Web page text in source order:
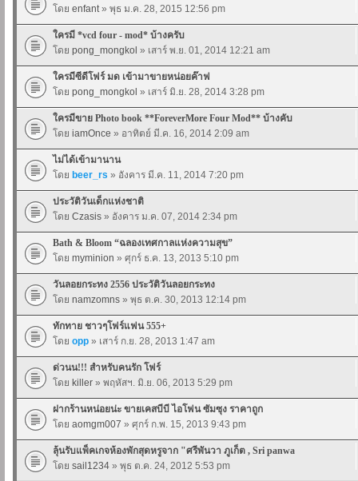
โดย enfant» พุธ ม.ค. 28, 2015 12:56 pm
ใครมี *vcd four - mod* บ้างครับ
โดย pong_mongkol » เสาร์ พ.ย. 01, 2014 12:21 am
ใครมีซีดีโฟร์ มด เข้ามาขายหน่อยค๊าฟ
โดย pong_mongkol » เสาร์ มิ.ย. 28, 2014 3:28 pm
ใครมีขาย Photo book **ForeverMore Four Mod** บ้างคับ
โดย iamOnce » อาทิตย์ มี.ค. 16, 2014 2:09 am
ไม่ได้เข้ามานาน
โดย beer_rs » อังคาร มี.ค. 11, 2014 7:20 pm
ประวัติวันเด็กแห่งชาติ
โดย Czasis » อังคาร ม.ค. 07, 2014 2:34 pm
Bath & Bloom “ฉลองเทศกาลแห่งความสุข”
โดย myminion » ศุกร์ ธ.ค. 13, 2013 5:10 pm
วันลอยกระทง 2556 ประวัติวันลอยกระทง
โดย namzomns » พุธ ต.ค. 30, 2013 12:14 pm
ทักทาย ชาวๆโฟร์แฟน 555+
โดย opp » เสาร์ ก.ย. 28, 2013 1:47 am
ด่วนน!!! สำหรับคนรัก โฟร์
โดย killer » พฤหัสฯ. มิ.ย. 06, 2013 5:29 pm
ฝากร้านหน่อยน่ะ ขายเคสบีบี ไอโฟน ซัมซุง ราคาถูก
โดย aomgm007 » ศุกร์ ก.พ. 15, 2013 9:43 pm
ลุ้นรับแพ็คเกจห้องพักสุดหรูจาก "ศรีพันวา ภูเก็ต , Sri panwa
โดย sail1234 » พุธ ต.ค. 24, 2012 5:53 pm